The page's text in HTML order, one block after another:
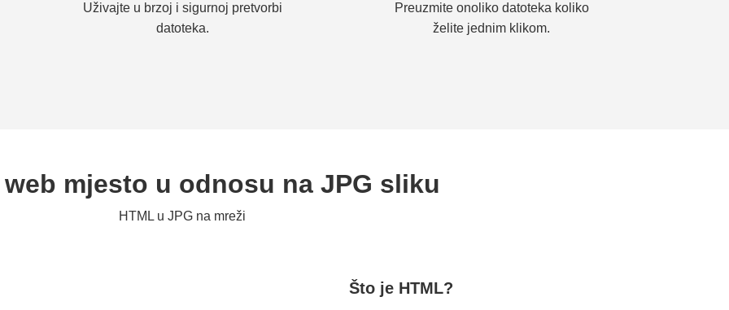
Uživajte u brzoj i sigurnoj pretvorbi
datoteka.
Preuzmite onoliko datoteka koliko
želite jednim klikom.
web mjesto u odnosu na JPG sliku
HTML u JPG na mreži
Što je HTML?